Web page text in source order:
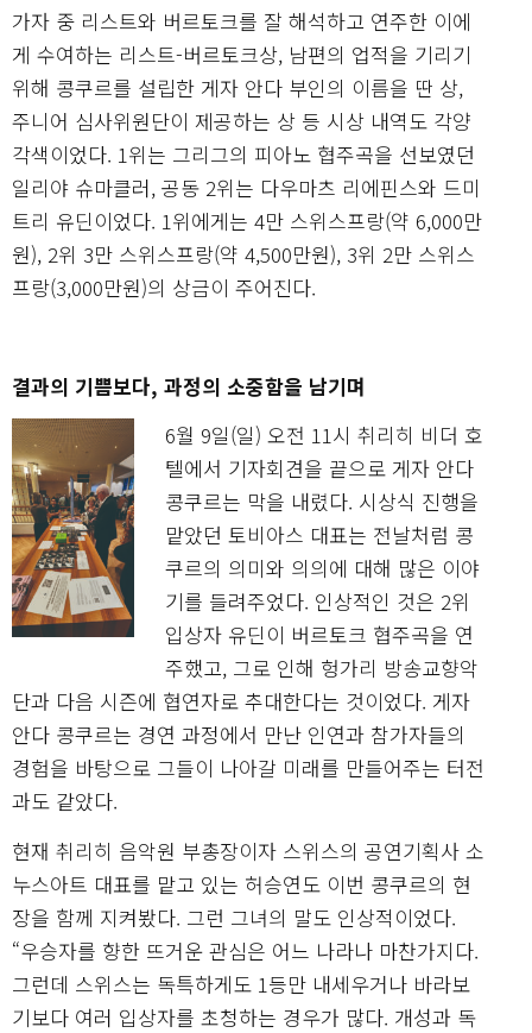
가자 중 리스트와 버르토크를 잘 해석하고 연주한 이에
게 수여하는 리스트-버르토크상, 남편의 업적을 기리기
위해 콩쿠르를 설립한 게자 안다 부인의 이름을 딴 상,
주니어 심사위원단이 제공하는 상 등 시상 내역도 각양
각색이었다. 1위는 그리그의 피아노 협주곡을 선보였던
일리야 슈마클러, 공동 2위는 다우마츠 리에핀스와 드미
트리 유딘이었다. 1위에게는 4만 스위스프랑(약 6,000만
원), 2위 3만 스위스프랑(약 4,500만원), 3위 2만 스위스
프랑(3,000만원)의 상금이 주어진다.
결과의 기쁨보다, 과정의 소중함을 남기며
6월 9일(일) 오전 11시 취리히 비더 호
텔에서 기자회견을 끝으로 게자 안다
콩쿠르는 막을 내렸다. 시상식 진행을
맡았던 토비아스 대표는 전날처럼 콩
쿠르의 의미와 의의에 대해 많은 이야
기를 들려주었다. 인상적인 것은 2위
입상자 유딘이 버르토크 협주곡을 연
주했고, 그로 인해 헝가리 방송교향악
단과 다음 시즌에 협연자로 추대한다는 것이었다. 게자
안다 콩쿠르는 경연 과정에서 만난 인연과 참가자들의
경험을 바탕으로 그들이 나아갈 미래를 만들어주는 터전
과도 같았다.
현재 취리히 음악원 부총장이자 스위스의 공연기획사 소
누스아트 대표를 맡고 있는 허승연도 이번 콩쿠르의 현
장을 함께 지켜봤다. 그런 그녀의 말도 인상적이었다.
“우승자를 향한 뜨거운 관심은 어느 나라나 마찬가지다.
그런데 스위스는 독특하게도 1등만 내세우거나 바라보
기보다 여러 입상자를 초청하는 경우가 많다. 개성과 독